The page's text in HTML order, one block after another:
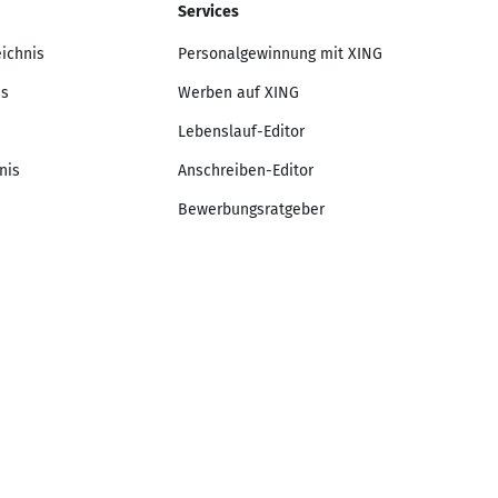
Services
Personalgewinnung mit XING
Werben auf XING
Lebenslauf-Editor
Anschreiben-Editor
Bewerbungsratgeber